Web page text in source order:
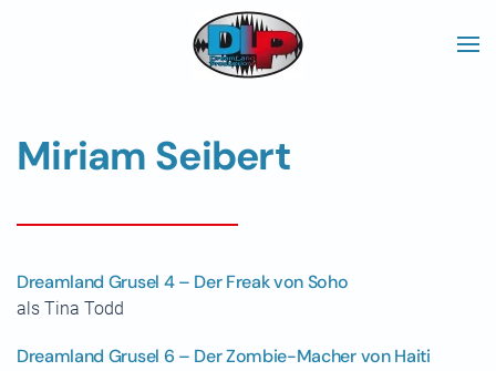
Skip to main content
Miriam Seibert
Dreamland Grusel 4 – Der Freak von Soho
als Tina Todd
Dreamland Grusel 6 – Der Zombie-Macher von Haiti